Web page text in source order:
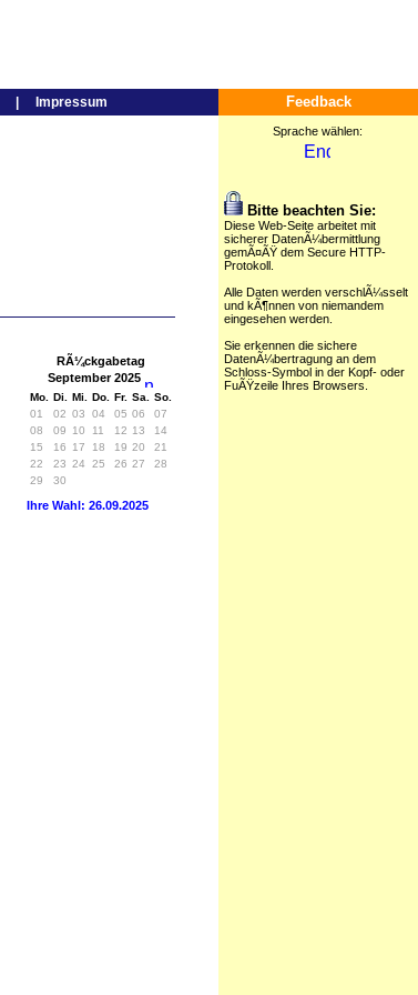
Impressum Feedback
RÃ¼ckgabetag
September 2025
Mo. Di. Mi. Do. Fr. Sa.
So.
01
02 03 04 05 06
07
08
09 10 11 12 13
14
15
16 17 18 19 20
21
22
23 24 25 26 27
28
29
30
Ihre Wahl: 26.09.2025
Sprache wählen:
Bitte beachten Sie:
Diese Web-Seite arbeitet mit
sicherer DatenÃ¼bermittlung
gemÃ¤ÃŸ dem Secure HTTP-
Protokoll.
Alle Daten werden verschlÃ¼sselt
und kÃ¶nnen von niemandem
eingesehen werden.
Sie erkennen die sichere
DatenÃ¼bertragung an dem
Schloss-Symbol in der Kopf- oder
FuÃŸzeile Ihres Browsers.